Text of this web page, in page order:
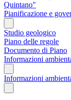
Quintano"
Pianificazione e
Studio geologico
Piano delle regole
Documento di Piano
Informazioni
Informazioni